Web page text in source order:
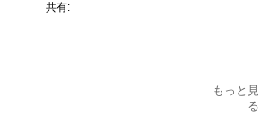
共有:
もっと見
る